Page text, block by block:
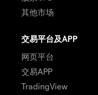
其他市场
交易平台及APP
网页平台
交易APP
TradingView